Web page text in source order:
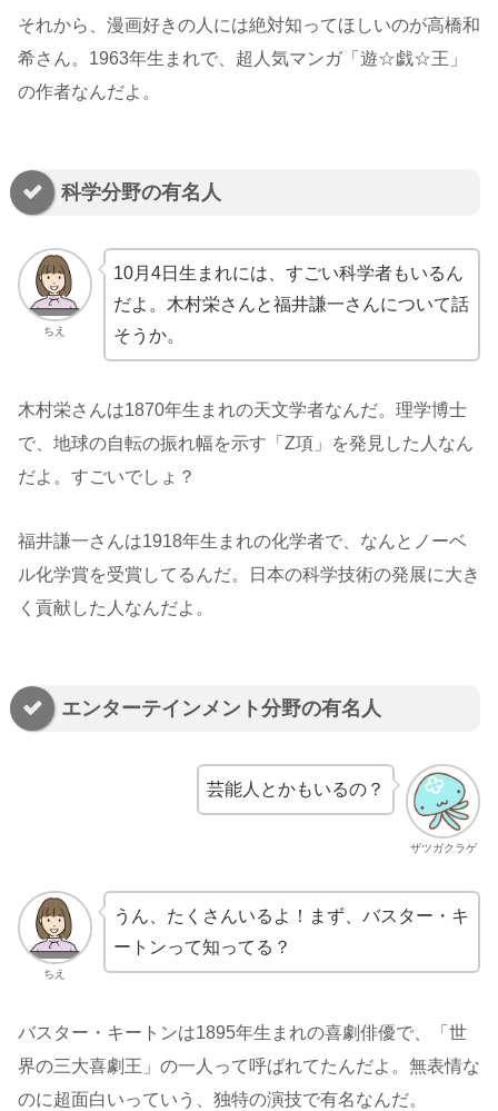
それから、漫画好きの人には絶対知ってほしいのが高橋和
希さん。1963年生まれで、超人気マンガ「遊☆戯☆王」
の作者なんだよ。
科学分野の有名人
ちえ
10月4日生まれには、すごい科学者もいるん
だよ。木村栄さんと福井謙一さんについて話
そうか。
木村栄さんは1870年生まれの天文学者なんだ。理学博士
で、地球の自転の振れ幅を示す「Z項」を発見した人なん
だよ。すごいでしょ？
福井謙一さんは1918年生まれの化学者で、なんとノーベ
ル化学賞を受賞してるんだ。日本の科学技術の発展に大き
く貢献した人なんだよ。
エンターテインメント分野の有名人
ザツガクラゲ
芸能人とかもいるの？
ちえ
うん、たくさんいるよ！まず、バスター・キ
ートンって知ってる？
バスター・キートンは1895年生まれの喜劇俳優で、「世
界の三大喜劇王」の一人って呼ばれてたんだよ。無表情な
のに超面白いっていう、独特の演技で有名なんだ。